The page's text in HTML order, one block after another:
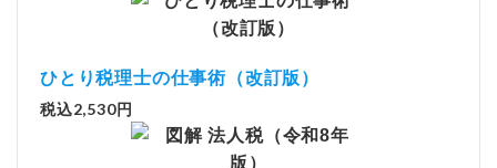
ひとり税理士の仕事術（改訂版）
税込2,530円